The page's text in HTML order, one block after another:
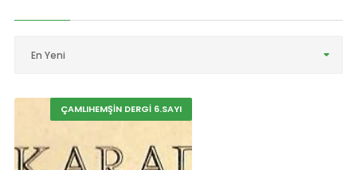
En Yeni
ÇAMLIHEMŞİN DERGİ 6.SAYI